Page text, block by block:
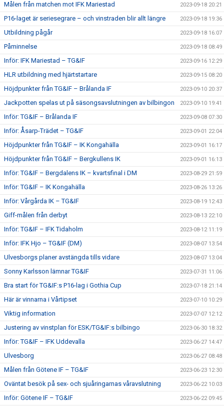
Målen från matchen mot IFK Mariestad 2023-09-18 20:21
P16-laget är seriesegrare – och vinstraden blir allt längre 2023-09-18 19:36
Utbildning pågår 2023-09-18 16:07
Påminnelse 2023-09-18 08:49
Inför: IFK Mariestad – TG&IF 2023-09-16 12:29
HLR utbildning med hjärtstartare 2023-09-15 08:20
Höjdpunkter från TG&IF – Brålanda IF 2023-09-10 20:37
Jackpotten spelas ut på säsongsavslutningen av bilbingon 2023-09-10 19:41
Inför: TG&IF – Brålanda IF 2023-09-08 07:30
Inför: Åsarp-Trädet – TG&IF 2023-09-01 22:04
Höjdpunkter från TG&IF – IK Kongahälla 2023-09-01 16:17
Höjdpunkter från TG&IF – Bergkullens IK 2023-09-01 16:13
Inför: TG&IF – Bergdalens IK – kvartsfinal i DM 2023-08-29 21:59
Inför: TG&IF – IK Kongahälla 2023-08-26 13:26
Inför: Vårgårda IK – TG&IF 2023-08-19 12:43
Giff-målen från derbyt 2023-08-13 22:10
Inför: TG&IF – IFK Tidaholm 2023-08-12 11:19
Inför: IFK Hjo – TG&IF (DM) 2023-08-07 13:54
Ulvesborgs planer avstängda tills vidare 2023-08-07 13:04
Sonny Karlsson lämnar TG&IF 2023-07-31 11:06
Bra start för TG&IF:s P16-lag i Gothia Cup 2023-07-18 21:14
Här är vinnarna i Vårtipset 2023-07-10 10:29
Viktig information 2023-07-07 12:12
Justering av vinstplan för ESK/TG&IF:s bilbingo 2023-06-30 18:32
Inför: TG&IF – IFK Uddevalla 2023-06-27 14:47
Ulvesborg 2023-06-27 08:48
Målen från Götene IF – TG&IF 2023-06-23 12:30
Oväntat besök på sex- och sjuåringarnas våravslutning 2023-06-22 10:03
Inför: Götene IF – TG&IF 2023-06-22 09:45